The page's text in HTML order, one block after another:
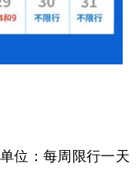
位：每周限行一天